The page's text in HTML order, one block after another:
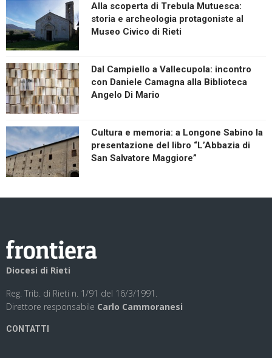
Alla scoperta di Trebula Mutuesca:
storia e archeologia protagoniste al
Museo Civico di Rieti
Dal Campiello a Vallecupola: incontro
con Daniele Camagna alla Biblioteca
Angelo Di Mario
Cultura e memoria: a Longone Sabino la
presentazione del libro “L’Abbazia di
San Salvatore Maggiore”
Diocesi di Rieti
Reg. Trib. di Rieti n. 1/91 del 16/3/1991.
Direttore responsabile Carlo Cammoranesi
CONTATTI